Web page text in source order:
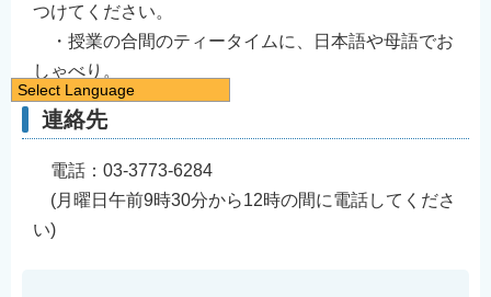
つけてください。
・授業の合間のティータイムに、日本語や母語でお
しゃべり。
連絡先
電話：03-3773-6284
(月曜日午前9時30分から12時の間に電話してくださ
い)
Select Language
日本語
繁體中文